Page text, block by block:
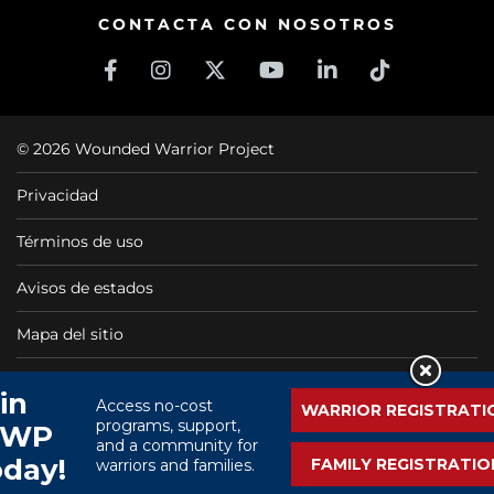
CONTACTA CON NOSOTROS
© 2026 Wounded Warrior Project
Privacidad
Términos de uso
Avisos de estados
Mapa del sitio
Wounded Warrior Project ® es una organización sin fines
de lucro 501(C)(3) libre de impuestos, CFC #11425